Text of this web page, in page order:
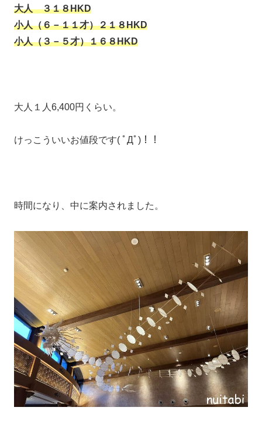
大人 ３１８HKD
小人（６－１１才）２１８HKD
小人（３－５才）１６８HKD
大人１人6,400円くらい。
けっこういいお値段です( ﾟДﾟ)！！
時間になり、中に案内されました。